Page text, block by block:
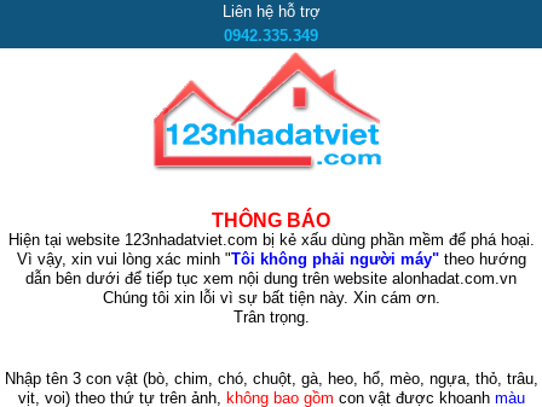
Liên hệ hỗ trợ
0942.335.349
THÔNG BÁO
Hiện tại website 123nhadatviet.com bị kẻ xấu dùng phần mềm để phá hoại.
Vì vậy, xin vui lòng xác minh "Tôi không phải người máy"theo hướng
dẫn bên dưới để tiếp tục xem nội dung trên website alonhadat.com.vn
Chúng tôi xin lỗi vì sự bất tiện này. Xin cám ơn.
Trân trọng.
Nhập tên 3 con vật (bò, chim, chó, chuột, gà, heo, hổ, mèo, ngựa, thỏ, trâu,
vịt, voi)theo thứ tự trên ảnh, không bao gồm con vật được khoanh màu